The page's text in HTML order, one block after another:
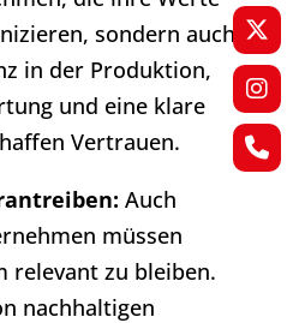
sondern auch
in der Produktion,
und eine klare
Vertrauen.
Auch
müssen
relevant zu bleiben.
nachhaltigen